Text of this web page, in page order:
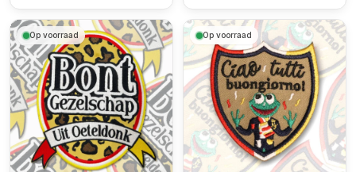
Op voorraad Op voorraad